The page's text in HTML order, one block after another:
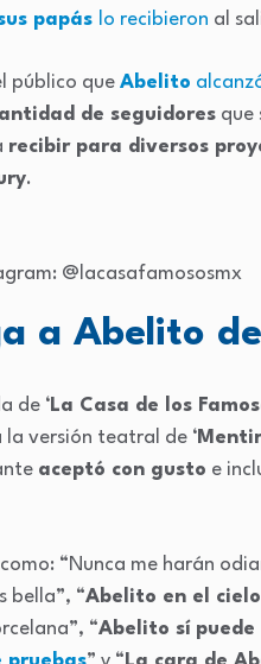
papás lo recibieron al
público que Abelito
de seguidores que
recibir para diversos
.
@lacasafamososmx
a Abelito
de ‘La Casa de los
versión teatral de ‘
aceptó con gusto e
“Nunca me harán
bella”, “Abelito en el cielo
“Abelito sí